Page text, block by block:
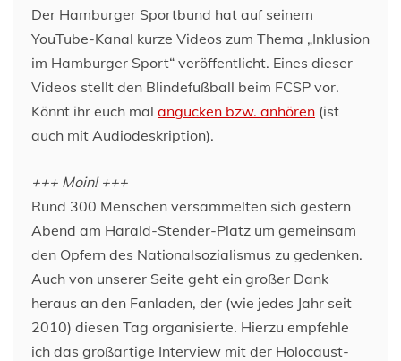
Der Hamburger Sportbund hat auf seinem
YouTube-Kanal kurze Videos zum Thema „Inklusion
im Hamburger Sport“ veröffentlicht. Eines dieser
Videos stellt den Blindefußball beim FCSP vor.
Könnt ihr euch mal angucken bzw. anhören (ist
auch mit Audiodeskription).
+++ Moin! +++
Rund 300 Menschen versammelten sich gestern
Abend am Harald-Stender-Platz um gemeinsam
den Opfern des Nationalsozialismus zu gedenken.
Auch von unserer Seite geht ein großer Dank
heraus an den Fanladen, der (wie jedes Jahr seit
2010) diesen Tag organisierte. Hierzu empfehle
ich das großartige Interview mit der Holocaust-